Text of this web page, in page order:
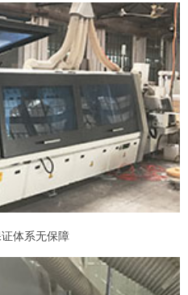
体系无保障